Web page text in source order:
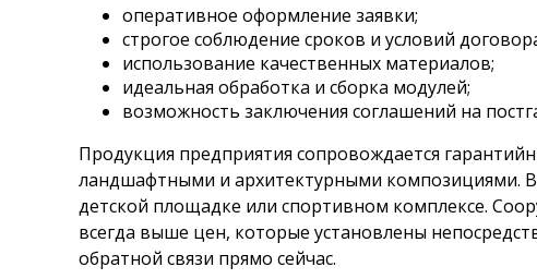
оперативное оформление заявки;
строгое соблюдение сроков и условий
использование качественных материалов;
идеальная обработка и сборка модулей;
возможность заключения соглашений на
Продукция предприятия сопровождается
ландшафтными и архитектурными композициями.
детской площадке или спортивном комплексе.
всегда выше цен, которые установлены
обратной связи прямо сейчас.